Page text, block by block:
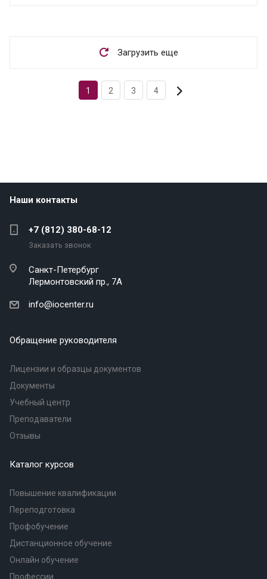
Загрузить еще
1 2 3 4
Наши контакты
+7 (812) 380-68-12
Заказать звонок
Санкт-Петербург
Лермонтовский пр., 7А
info@iocenter.ru
Обращение руководителя
Лицензии и образцы документов
Документы
Учебный центр
Преподаватели
Отзывы
Каталог курсов
Повышение квалификации
Переподготовка
Профобучение
Дистанционное обучение
Онлайн обучение
Профессии